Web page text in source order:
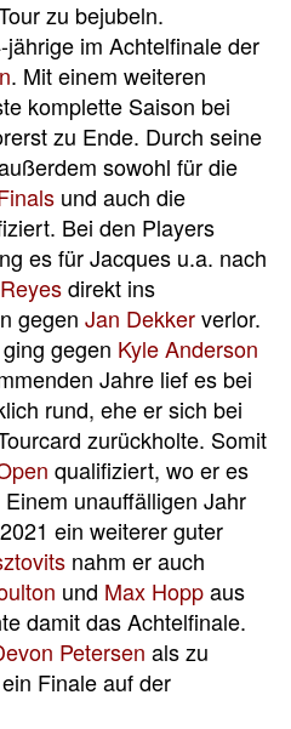
zu bejubeln.
im Achtelfinale der
. Mit einem weiteren
komplette Saison bei
zu Ende. Durch seine
sowohl für die
und auch die
Bei den Players
es für Jacques u.a. nach
direkt ins
gegen Jan Dekkerverlor.
gegen Kyle Anderson
Jahre lief es bei
rund, ehe er sich bei
zurückholte. Somit
qualifiziert, wo er es
unauffälligen Jahr
ein weiterer guter
nahm er auch
und Max Hoppaus
damit das Achtelfinale.
Petersen als zu
Finale auf der